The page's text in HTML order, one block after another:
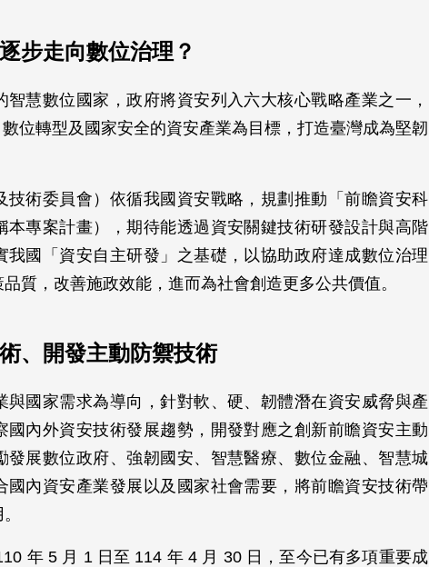
步走向數位治理？
慧數位國家，政府將資安列入六大核心戰略產業之一，
位轉型及國家安全的資安產業為目標，打造臺灣成為堅韌
技術委員會）依循我國資安戰略，規劃推動「前瞻資安科
本專案計畫），期待能透過資安關鍵技術研發設計與高階
我國「資安自主研發」之基礎，以協助政府達成數位治理
質，改善施政效能，進而為社會創造更多公共價值。
、開發主動防禦技術
與國家需求為導向，針對軟、硬、韌體潛在資安威脅與產
國內外資安技術發展趨勢，開發對應之創新前瞻資安主動
發展數位政府、強韌國安、智慧醫療、數位金融、智慧城
國內資安產業發展以及國家社會需要，將前瞻資安技術帶
年 5 月 1 日至 114 年 4 月 30 日，至今已有多項重要成